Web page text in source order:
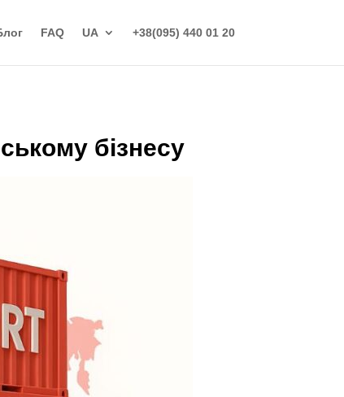
FAQ UA +38(095) 440 01 20
бізнесу